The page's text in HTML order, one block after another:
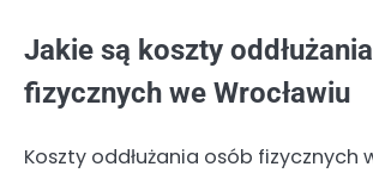
Jakie są koszty
fizycznych we Wrocławiu
Koszty oddłużania osób fizycznych